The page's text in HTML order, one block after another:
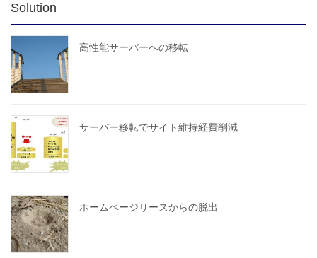
Solution
高性能サーバーへの移転
サーバー移転でサイト維持経費削減
ホームページリースからの脱出